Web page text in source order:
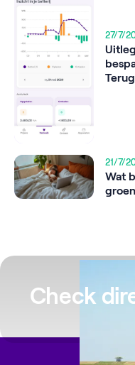
27/7/
21/7/
Wat
Check